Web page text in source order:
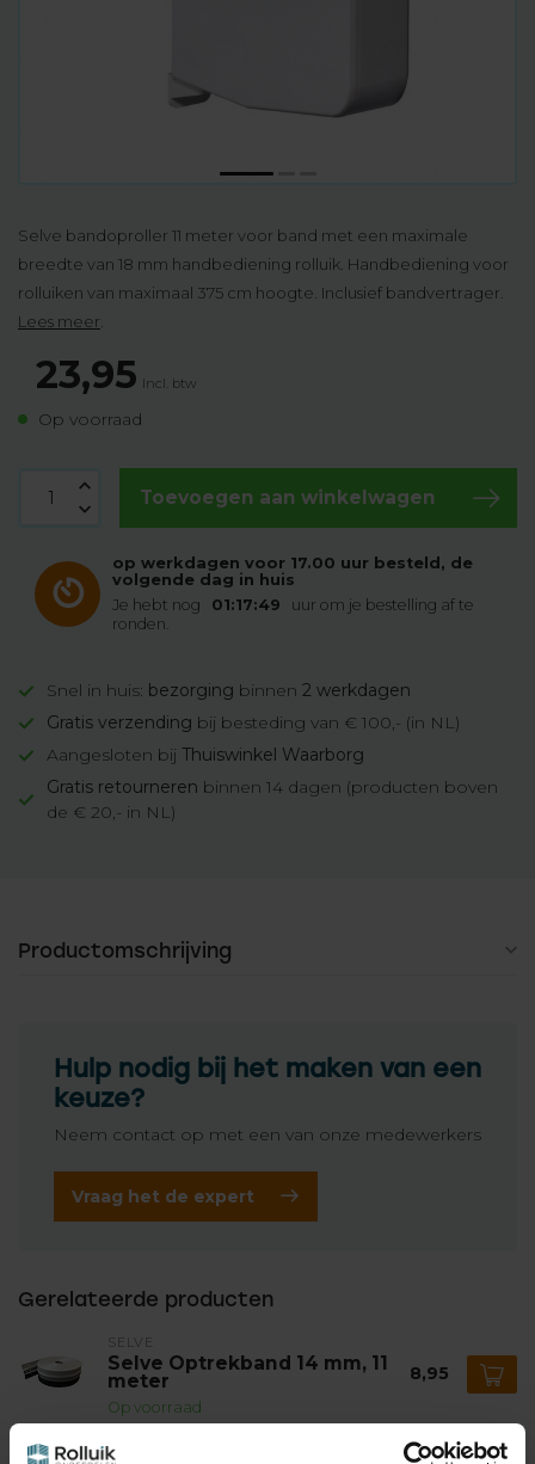
Selve bandoproller 11 meter voor band met een maximale
breedte van 18 mm handbediening rolluik. Handbediening voor
rolluiken van maximaal 375 cm hoogte. Inclusief bandvertrager.
Lees meer
23,95 Incl. btw
Op voorraad
Toevoegen aan winkelwagen
op werkdagen voor 17.00 uur besteld, de
volgende dag in huis
Je hebt nog
01:17:49
uur om je bestelling af te
ronden.
Snel in huis: bezorging binnen 2 werkdagen
Gratis verzending bij besteding van € 100,- (in NL)
Aangesloten bij Thuiswinkel Waarborg
Gratis retourneren binnen 14 dagen (producten boven
de € 20,- in NL)
Productomschrijving
Hulp nodig bij het maken van een
keuze?
Neem contact op met een van onze medewerkers
Vraag het de expert
Gerelateerde producten
SELVE
Selve Optrekband 14 mm, 11
meter
Op voorraad
8,95